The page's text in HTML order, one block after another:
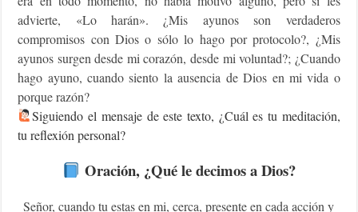
advierte, «Lo harán». ¿Mis ayunos son verdaderos
compromisos con Dios o sólo lo hago por protocolo?, ¿Mis
ayunos surgen desde mi corazón, desde mi voluntad?; ¿Cuando
hago ayuno, cuando siento la ausencia de Dios en mi vida o
porque razón?
Siguiendo el mensaje de este texto, ¿Cuál es tu meditación,
tu reflexión personal?
Oración, ¿Qué le decimos a Dios?
Señor, cuando tu estas en mi, cerca, presente en cada acción y